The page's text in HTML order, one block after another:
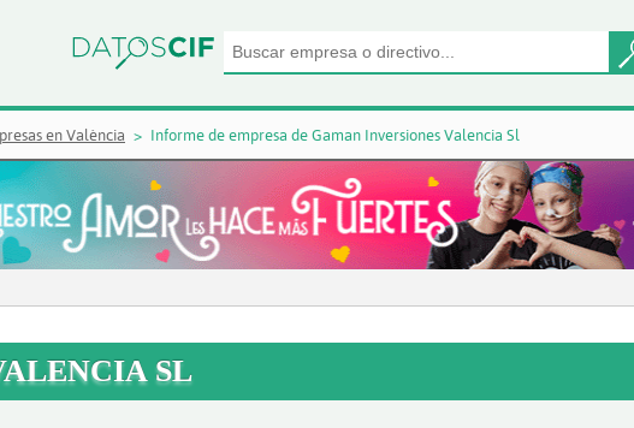
en València Informe de empresa de Gaman Inversiones Valencia Sl
SL